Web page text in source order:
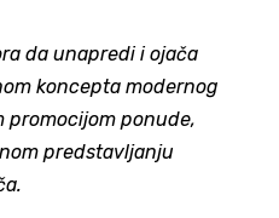
da unapredi i ojača
koncepta modernog
promocijom ponude,
predstavljanju